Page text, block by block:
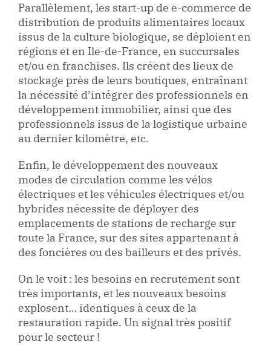
Parallèlement, les start-up de e-commerce de
distribution de produits alimentaires locaux
issus de la culture biologique, se déploient en
régions et en Ile-de-France, en succursales
et/ou en franchises. Ils créent des lieux de
stockage près de leurs boutiques, entraînant
la nécessité d’intégrer des professionnels en
développement immobilier, ainsi que des
professionnels issus de la logistique urbaine
au dernier kilomètre, etc.
Enfin, le développement des nouveaux
modes de circulation comme les vélos
électriques et les véhicules électriques et/ou
hybrides nécessite de déployer des
emplacements de stations de recharge sur
toute la France, sur des sites appartenant à
des foncières ou des bailleurs et des privés.
On le voit : les besoins en recrutement sont
très importants, et les nouveaux besoins
explosent… identiques à ceux de la
restauration rapide. Un signal très positif
pour le secteur !